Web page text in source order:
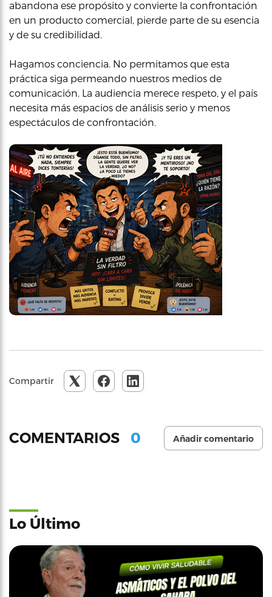
abandona ese propósito y convierte la confrontación
en un producto comercial, pierde parte de su esencia
y de su credibilidad.
Hagamos conciencia. No permitamos que esta
práctica siga permeando nuestros medios de
comunicación. La audiencia merece respeto, y el país
necesita más espacios de análisis serio y menos
espectáculos de confrontación.
Compartir
COMENTARIOS 0 Añadir comentario
Lo Último